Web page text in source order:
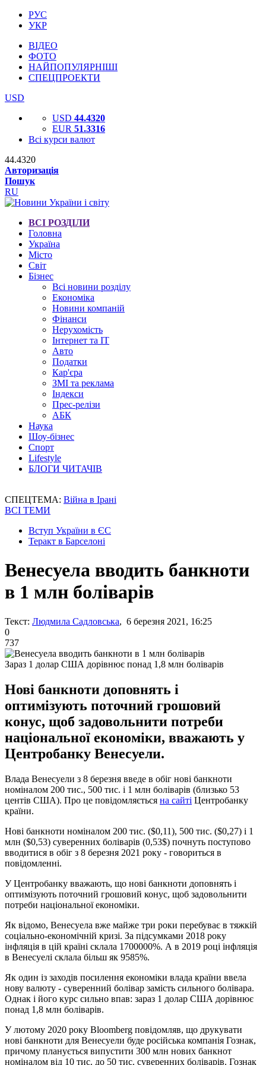
РУС
УКР
ВІДЕО
ФОТО
НАЙПОПУЛЯРНІШІ
СПЕЦПРОЕКТИ
USD
USD 44.4320
EUR 51.3316
Всі курси валют
44.4320
Авторизація
Пошук
RU
ВСІ РОЗДІЛИ
Головна
Україна
Місто
Світ
Бізнес
Всі новини розділу
Економіка
Новини компаній
Фінанси
Нерухомість
Інтернет та IT
Авто
Податки
Кар'єра
ЗМІ та реклама
Індекси
Прес-релізи
АБК
Наука
Шоу-бізнес
Спорт
Lifestyle
БЛОГИ ЧИТАЧІВ
СПЕЦТЕМА: Війна в Ірані
ВСІ ТЕМИ
Вступ України в ЄС
Теракт в Барселоні
Венесуела вводить банкноти
в 1 млн боліварів
Текст: Людмила Садловська, 6 березня 2021, 16:25
0
737
Зараз 1 долар США дорівнює понад 1,8 млн боліварів
Нові банкноти доповнять і
оптимізують поточний грошовий
конус, щоб задовольнити потреби
національної економіки, вважають у
Центробанку Венесуели.
Влада Венесуели з 8 березня введе в обіг нові банкноти
номіналом 200 тис., 500 тис. і 1 млн боліварів (близько 53
центів США). Про це повідомляється на сайті Центробанку
країни.
Нові банкноти номіналом 200 тис. ($0,11), 500 тис. ($0,27) і 1
млн ($0,53) суверенних боліварів (0,53$) почнуть поступово
вводитися в обіг з 8 березня 2021 року - говориться в
повідомленні.
У Центробанку вважають, що нові банкноти доповнять і
оптимізують поточний грошовий конус, щоб задовольнити
потреби національної економіки.
Як відомо, Венесуела вже майже три роки перебуває в тяжкій
соціально-економічній кризі. За підсумками 2018 року
інфляція в цій країні склала 1700000%. А в 2019 році інфляція
в Венесуелі склала більш як 9585%.
Як один із заходів посилення економіки влада країни ввела
нову валюту - суверенний болівар замість сильного болівара.
Однак і його курс сильно впав: зараз 1 долар США дорівнює
понад 1,8 млн боліварів.
У лютому 2020 року Bloomberg повідомляв, що друкувати
нові банкноти для Венесуели буде російська компанія Гознак,
причому планується випустити 300 млн нових банкнот
номіналом від 10 тис. до 50 тис. суверенних боліварів. Гознак